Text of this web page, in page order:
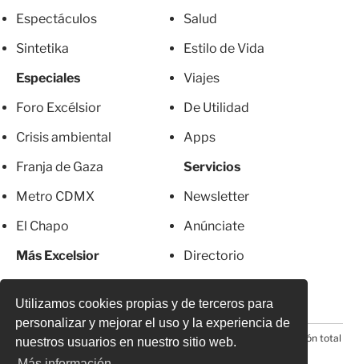
Utilizamos cookies propias y de terceros para
personalizar y mejorar el uso y la experiencia de
nuestros usuarios en nuestro sitio web.
Espectáculos
Sintetika
Especiales
Foro Excélsior
Crisis ambiental
Franja de Gaza
Metro CDMX
El Chapo
Más Excelsior
Salud
Estilo de Vida
Viajes
De Utilidad
Apps
Servicios
Newsletter
Anúnciate
Directorio
© 2026 Todos los derechos reservados. Prohibida la reproducción total
o parcial, incluyendo cualquier medio electrónico*